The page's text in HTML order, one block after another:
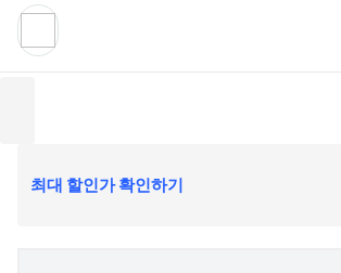
최대 할인가 확인하기